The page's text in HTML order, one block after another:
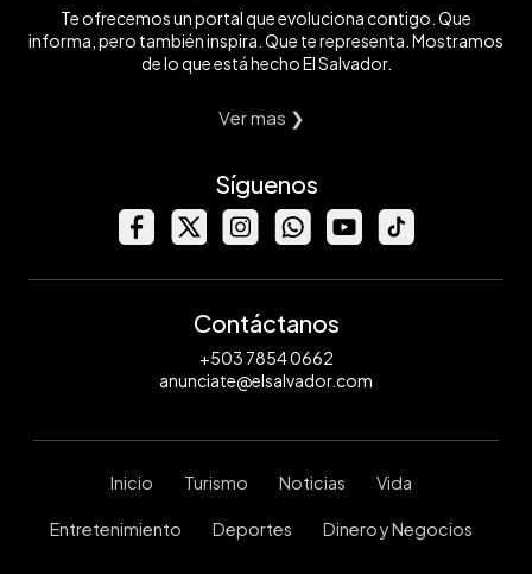
Te ofrecemos un portal que evoluciona contigo. Que
informa, pero también inspira. Que te representa. Mostramos
de lo que está hecho El Salvador.
Ver mas ❯
Síguenos
Contáctanos
+503 7854 0662
anunciate@elsalvador.com
Inicio Turismo Noticias Vida
Entretenimiento Deportes Dinero y Negocios